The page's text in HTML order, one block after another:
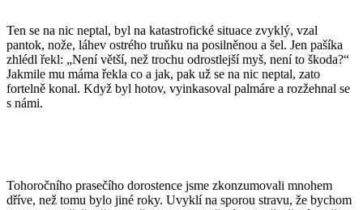
Ten se na nic neptal, byl na katastrofické situace zvyklý, vzal
pantok, nože, láhev ostrého truňku na posilněnou a šel. Jen pašíka
zhlédl řekl: „Není větší, než trochu odrostlejší myš, není to škoda?“
Jakmile mu máma řekla co a jak, pak už se na nic neptal, zato
fortelně konal. Když byl hotov, vyinkasoval palmáre a rozžehnal se
s námi.
Tohoročního prasečího dorostence jsme zkonzumovali mnohem
dříve, než tomu bylo jiné roky. Uvyklí na sporou stravu, že bychom